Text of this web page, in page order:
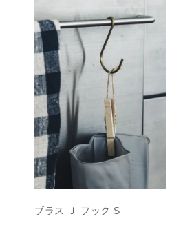
ブラス Ｊ フック S